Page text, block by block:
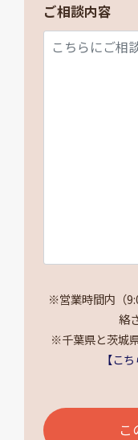
ご相談内容
※営業時間内（
絡
※千葉県と茨城
【こち